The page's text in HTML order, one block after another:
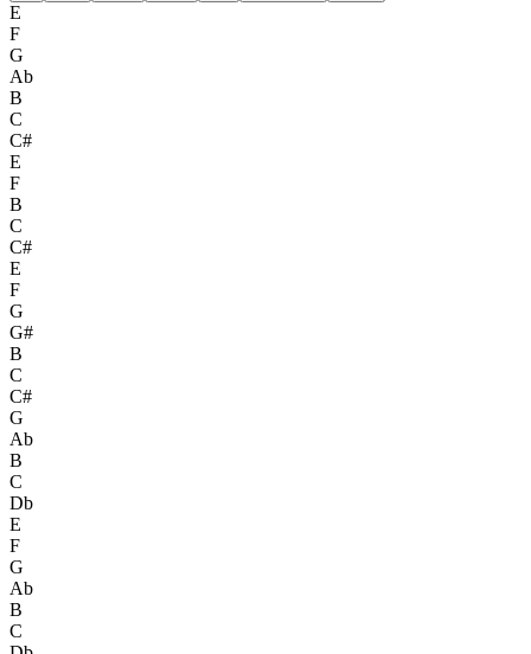
E
F
G
Ab
B
C
C#
E
F
B
C
C#
E
F
G
G#
B
C
C#
G
Ab
B
C
Db
E
F
G
Ab
B
C